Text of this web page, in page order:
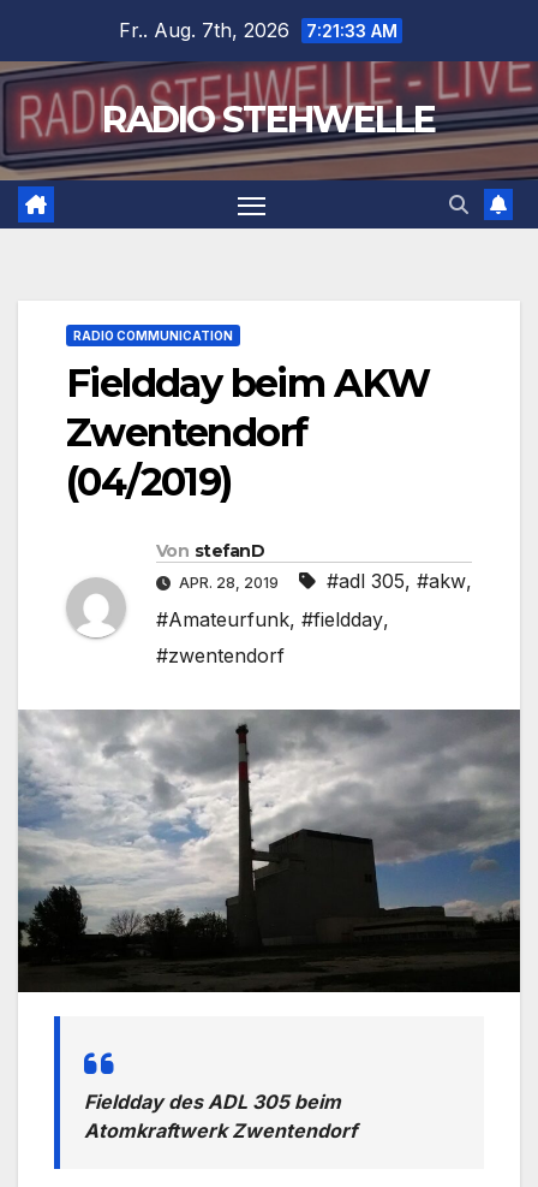
springen
Fr.. Aug. 7th, 2026 7:21:33 AM
RADIO STEHWELLE
RADIO COMMUNICATION
Fieldday beim AKW
Zwentendorf
(04/2019)
Von stefanD
APR. 28, 2019 #adl 305, #akw,
#Amateurfunk, #fieldday,
#zwentendorf
Fieldday des ADL 305 beim
Atomkraftwerk Zwentendorf